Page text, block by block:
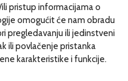
pristup informacijama o
omogućit će nam obradu
pregledavanju ili jedinstveni
ili povlačenje pristanka
karakteristike i funkcije.